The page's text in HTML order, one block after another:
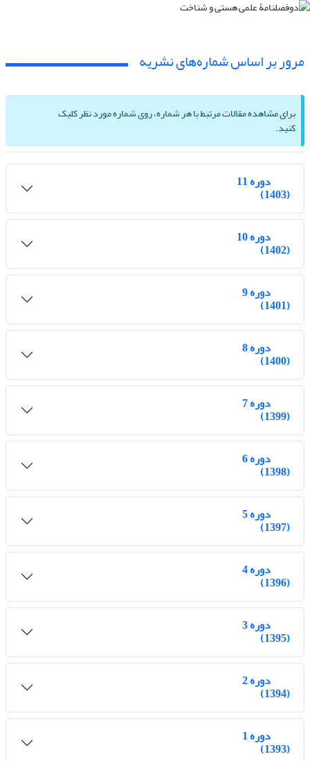
مرور بر اساس شماره‌های نشریه
برای مشاهده مقالات مرتبط با هر شماره، روی شماره مورد نظر کلیک
کنید.
دوره 11
(1403)
دوره 10
(1402)
دوره 9
(1401)
دوره 8
(1400)
دوره 7
(1399)
دوره 6
(1398)
دوره 5
(1397)
دوره 4
(1396)
دوره 3
(1395)
دوره 2
(1394)
دوره 1
(1393)